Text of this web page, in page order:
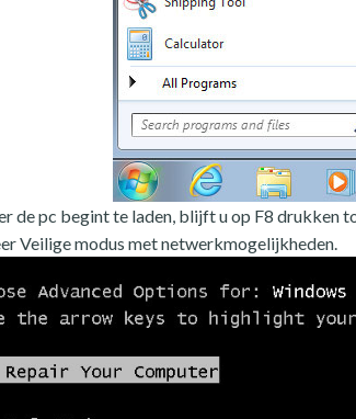
de pc begint te laden, blijft u op F8 drukken
Veilige modus met netwerkmogelijkheden.